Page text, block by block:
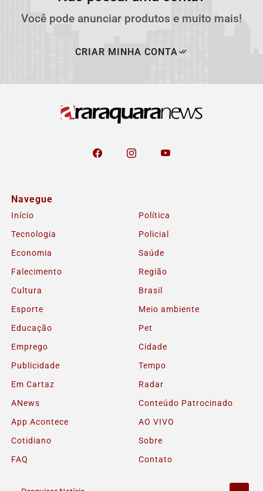
Você pode anunciar produtos e muito mais!
CRIAR MINHA CONTA
Navegue
Início
Política
Tecnologia
Policial
Economia
Saúde
Falecimento
Região
Cultura
Brasil
Esporte
Meio ambiente
Educação
Pet
Emprego
Cidade
Publicidade
Tempo
Em Cartaz
Radar
ANews
Conteúdo Patrocinado
App Acontece
AO VIVO
Cotidiano
Sobre
FAQ
Contato